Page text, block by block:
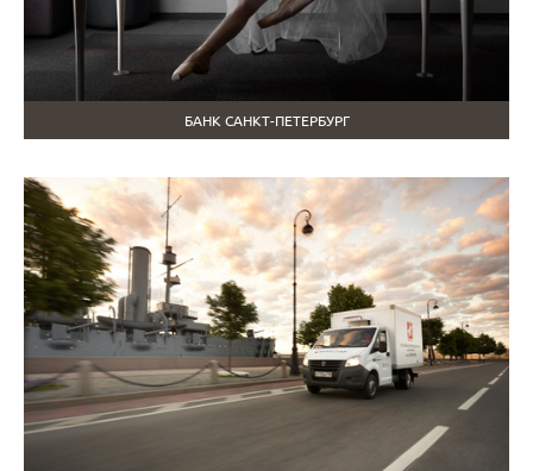
БАНК САНКТ-ПЕТЕРБУРГ